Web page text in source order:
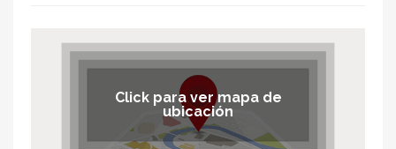
Click para ver mapa de
ubicación